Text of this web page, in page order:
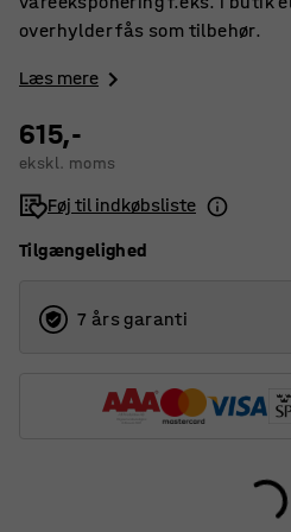
overhylder fås som tilbehør.
Læs mere
615,-
ekskl. moms
Føj til indkøbsliste
Tilgængelighed
7 års garanti